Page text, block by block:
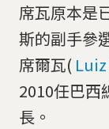
席瓦原本是
斯的副手參
席爾瓦(
2010任巴西
長。